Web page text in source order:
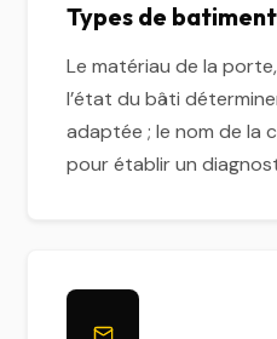
Types de
Le matériau de la
l’état du bâti
adaptée ; le nom de la
pour établir un